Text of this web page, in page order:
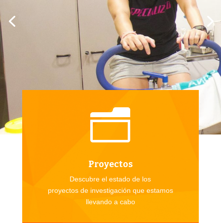
n
Proyectos
Descubre el estado de los
proyectos de investigación que estamos
llevando a cabo